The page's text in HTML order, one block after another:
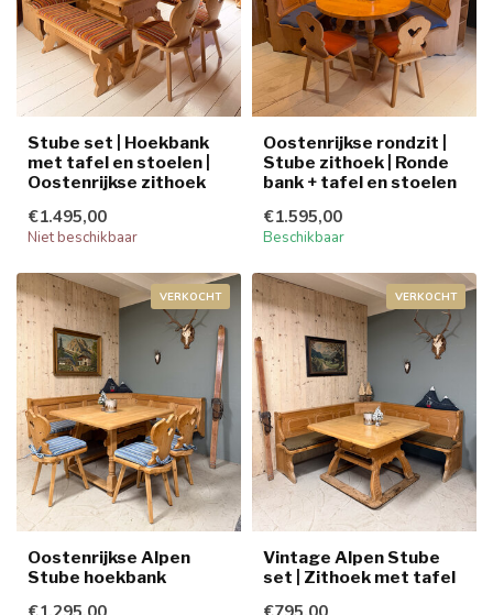
Stube set | Hoekbank
met tafel en stoelen |
Oostenrijkse zithoek
€1.495,00
Niet beschikbaar
Oostenrijkse rondzit |
Stube zithoek | Ronde
bank + tafel en stoelen
€1.595,00
Beschikbaar
VERKOCHT
Oostenrijkse Alpen
Stube hoekbank
VERKOCHT
Vintage Alpen Stube
set | Zithoek met tafel